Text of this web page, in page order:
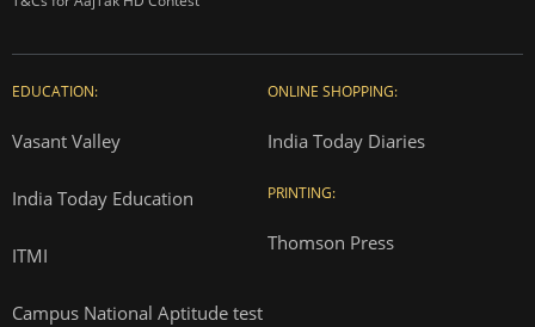
EDUCATION:
Vasant Valley
India Today Education
ITMI
Campus National Aptitude test
ONLINE SHOPPING:
India Today Diaries
PRINTING:
Thomson Press